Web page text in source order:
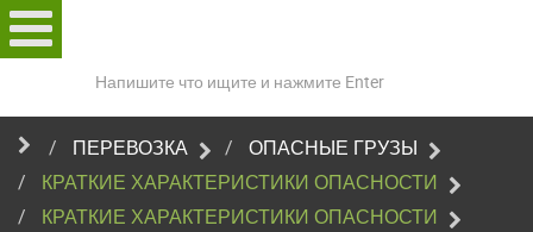
сайту
ПЕРЕВОЗКА
ОПАСНЫЕ ГРУЗЫ
КРАТКИЕ ХАРАКТЕРИСТИКИ ОПАСНОСТИ
КРАТКИЕ ХАРАКТЕРИСТИКИ ОПАСНОСТИ